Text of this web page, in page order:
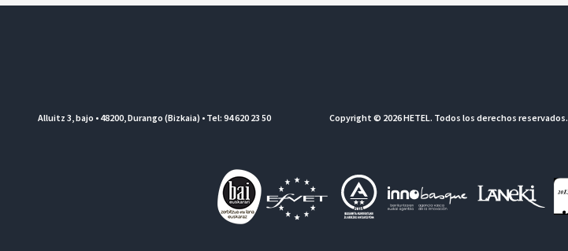
Alluitz 3, bajo • 48200, Durango (Bizkaia) • Tel: 94 620 23 50 Copyright © 2026 HETEL. Todos los derechos reservados.